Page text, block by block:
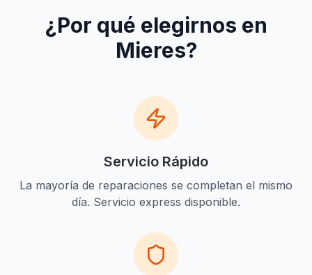
¿Por qué elegirnos en
Mieres?
Servicio Rápido
La mayoría de reparaciones se completan el mismo
día. Servicio express disponible.